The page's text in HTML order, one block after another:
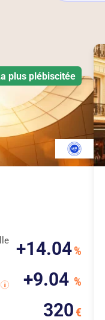
plus plébiscitée
+14.04%
+9.04 %
320 €